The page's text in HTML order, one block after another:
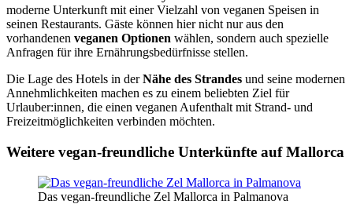
moderne Unterkunft mit einer Vielzahl von veganen Speisen in
seinen Restaurants. Gäste können hier nicht nur aus den
vorhandenen veganen Optionen wählen, sondern auch spezielle
Anfragen für ihre Ernährungsbedürfnisse stellen.
Die Lage des Hotels in derNähe des Strandes und seine modernen
Annehmlichkeiten machen es zu einem beliebten Ziel für
Urlauber:innen, die einen veganen Aufenthalt mit Strand- und
Freizeitmöglichkeiten verbinden möchten.
Weitere vegan-freundliche Unterkünfte auf Mallorca
Das vegan-freundliche Zel Mallorca in Palmanova